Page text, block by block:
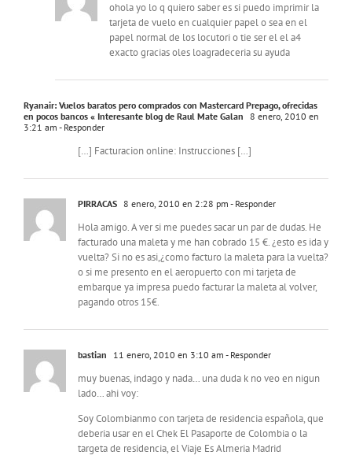
ohola yo lo q quiero saber es si puedo imprimir la
tarjeta de vuelo en cualquier papel o sea en el
papel normal de los locutori o tie ser el el a4
exacto gracias oles loagradeceria su ayuda
Ryanair: Vuelos baratos pero comprados con Mastercard Prepago, ofrecidas
en pocos bancos « Interesante blog de Raul Mate Galan
8 enero, 2010 en
3:21 am - Responder
[…] Facturacion online: Instrucciones […]
PIRRACAS 8 enero, 2010 en 2:28 pm - Responder
Hola amigo. A ver si me puedes sacar un par de dudas. He
facturado una maleta y me han cobrado 15 €. ¿esto es ida y
vuelta? Si no es asi,¿como facturo la maleta para la vuelta?
o si me presento en el aeropuerto con mi tarjeta de
embarque ya impresa puedo facturar la maleta al volver,
pagando otros 15€.
bastian 11 enero, 2010 en 3:10 am - Responder
muy buenas, indago y nada… una duda k no veo en nigun
lado… ahi voy:
Soy Colombianmo con tarjeta de residencia española, que
deberia usar en el Chek El Pasaporte de Colombia o la
targeta de residencia, el Viaje Es Almeria Madrid